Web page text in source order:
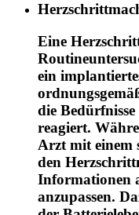
Eine
ein
die Bedürfnisse
reagiert.
Arzt mit einem
den
Informationen
anzupassen.